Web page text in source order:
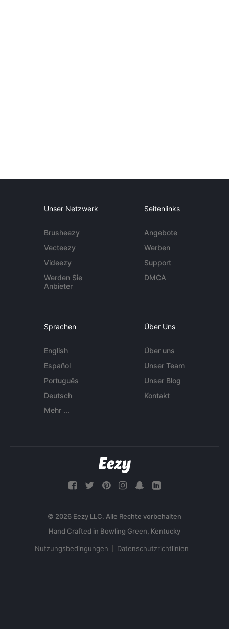
Unser Netzwerk
Brusheezy
Vecteezy
Videezy
Werden Sie
Anbieter
Seitenlinks
Angebote
Werben
Support
DMCA
Sprachen
English
Español
Português
Deutsch
Mehr ...
Über Uns
Über uns
Unser Team
Unser Blog
Kontakt
© 2026 Eezy LLC. Alle Rechte vorbehalten
Nutzungsbedingungen Datenschutzrichtlinien